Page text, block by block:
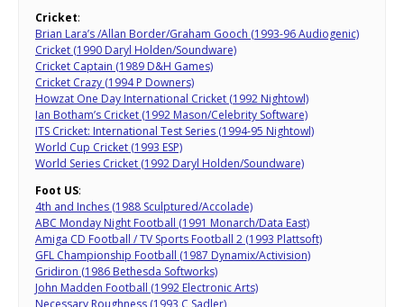
Cricket:
Brian Lara’s /Allan Border/Graham Gooch (1993-96 Audiogenic)
Cricket (1990 Daryl Holden/Soundware)
Cricket Captain (1989 D&H Games)
Cricket Crazy (1994 P Downers)
Howzat One Day International Cricket (1992 Nightowl)
Ian Botham’s Cricket (1992 Mason/Celebrity Software)
ITS Cricket: International Test Series (1994-95 Nightowl)
World Cup Cricket (1993 ESP)
World Series Cricket (1992 Daryl Holden/Soundware)
Foot US:
4th and Inches (1988 Sculptured/Accolade)
ABC Monday Night Football (1991 Monarch/Data East)
Amiga CD Football / TV Sports Football 2 (1993 Plattsoft)
GFL Championship Football (1987 Dynamix/Activision)
Gridiron (1986 Bethesda Softworks)
John Madden Football (1992 Electronic Arts)